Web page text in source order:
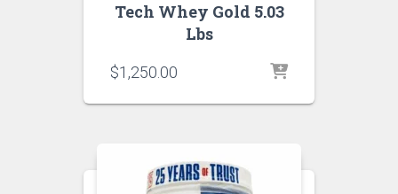
Tech Whey Gold 5.03
Lbs
$1,250.00